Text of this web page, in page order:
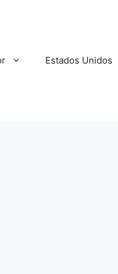
Estados Unidos